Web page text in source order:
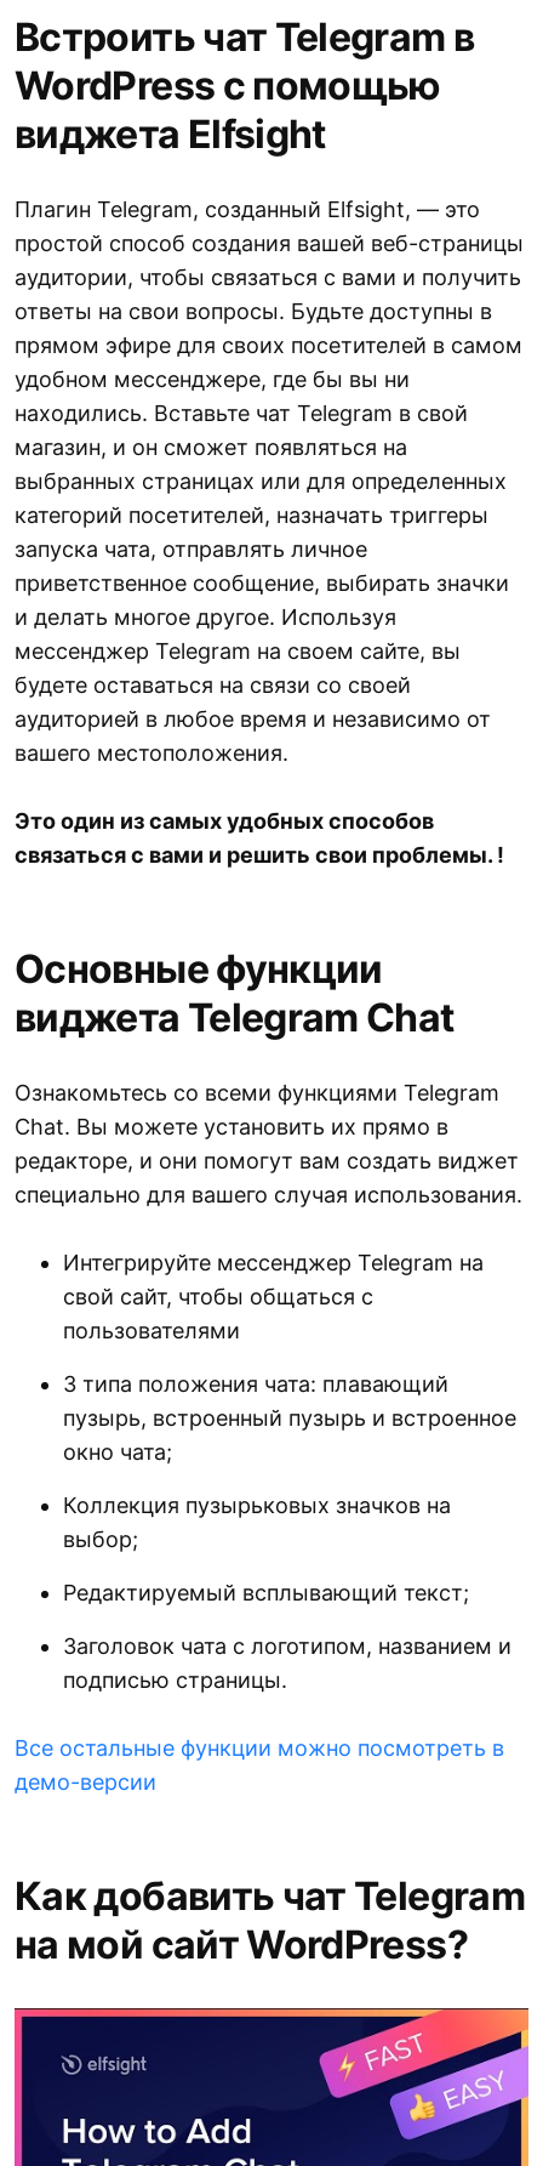
Встроить чат Telegram в
WordPress с помощью
виджета Elfsight
Плагин Telegram, созданный Elfsight, — это
простой способ создания вашей веб-страницы
аудитории, чтобы связаться с вами и получить
ответы на свои вопросы. Будьте доступны в
прямом эфире для своих посетителей в самом
удобном мессенджере, где бы вы ни
находились. Вставьте чат Telegram в свой
магазин, и он сможет появляться на
выбранных страницах или для определенных
категорий посетителей, назначать триггеры
запуска чата, отправлять личное
приветственное сообщение, выбирать значки
и делать многое другое. Используя
мессенджер Telegram на своем сайте, вы
будете оставаться на связи со своей
аудиторией в любое время и независимо от
вашего местоположения.
Это один из самых удобных способов
связаться с вами и решить свои проблемы. !
Основные функции
виджета Telegram Chat
Ознакомьтесь со всеми функциями Telegram
Chat. Вы можете установить их прямо в
редакторе, и они помогут вам создать виджет
специально для вашего случая использования.
Интегрируйте мессенджер Telegram на
свой сайт, чтобы общаться с
пользователями
3 типа положения чата: плавающий
пузырь, встроенный пузырь и встроенное
окно чата;
Коллекция пузырьковых значков на
выбор;
Редактируемый всплывающий текст;
Заголовок чата с логотипом, названием и
подписью страницы.
Все остальные функции можно посмотреть в
демо-версии
Как добавить чат Telegram
на мой сайт WordPress?